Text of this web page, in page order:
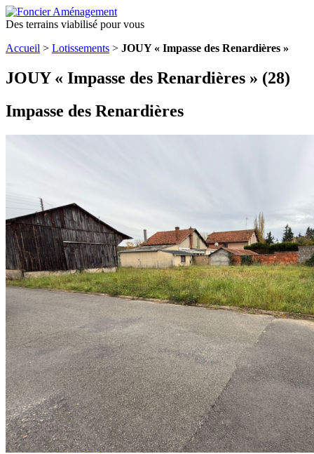
Des terrains viabilisé pour vous
Accueil > Lotissements > JOUY « Impasse des Renardières »
JOUY « Impasse des Renardières » (28)
Impasse des Renardières